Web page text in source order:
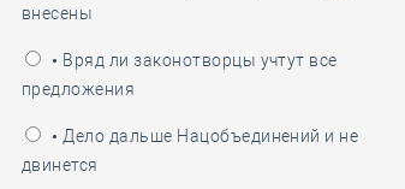
внесены
• Вряд ли законотворцы учтут все
предложения
• Дело дальше Нацобъединений и не
двинется